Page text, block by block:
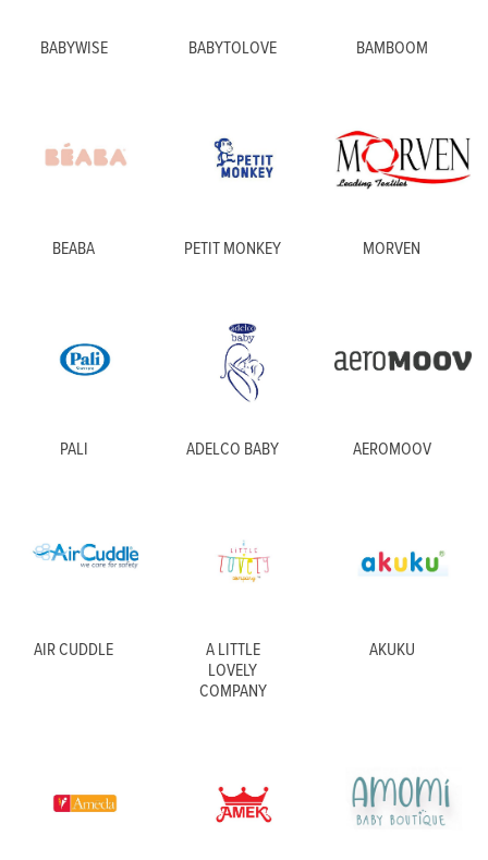
BABYWISE BABYTOLOVE BAMBOOM
BEABA PETIT MONKEY MORVEN
PALI ADELCO BABY AEROMOOV
AIR CUDDLE
A LITTLE
LOVELY
COMPANY
AKUKU